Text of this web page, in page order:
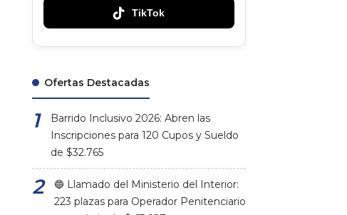
TikTok
Ofertas Destacadas
Barrido Inclusivo 2026: Abren las
Inscripciones para 120 Cupos y Sueldo
de $32.765
🔵 Llamado del Ministerio del Interior:
223 plazas para Operador Penitenciario